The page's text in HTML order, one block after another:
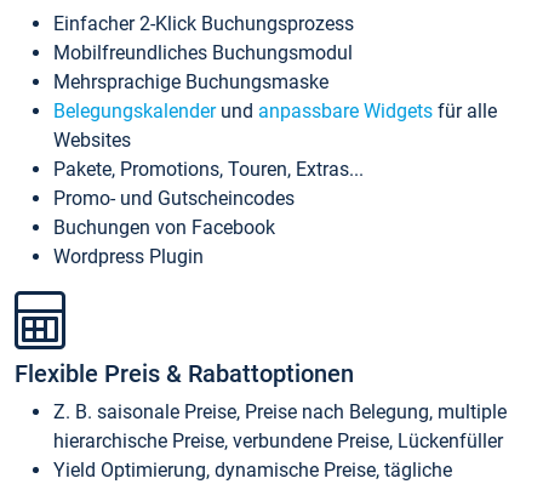
Einfacher 2-Klick Buchungsprozess
Mobilfreundliches Buchungsmodul
Mehrsprachige Buchungsmaske
Belegungskalenderund anpassbare Widgets für alle
Websites
Pakete, Promotions, Touren, Extras...
Promo- und Gutscheincodes
Buchungen von Facebook
Wordpress Plugin
Flexible Preis & Rabattoptionen
Z. B. saisonale Preise, Preise nach Belegung, multiple
hierarchische Preise, verbundene Preise, Lückenfüller
Yield Optimierung, dynamische Preise, tägliche